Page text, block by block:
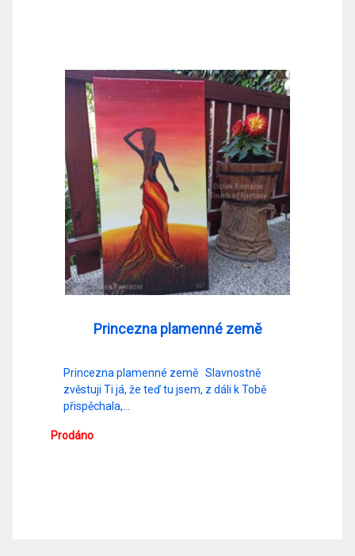
Princezna plamenné země
Princezna plamenné země Slavnostně
zvěstuji Ti já, že teď tu jsem, z dáli k Tobě
přispěchala,…
Prodáno